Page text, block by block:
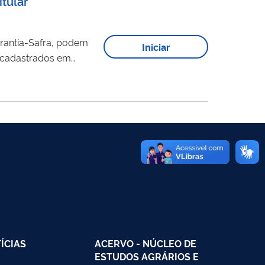
Safra, podem
em
algodão,
Iniciar
ACERVO - NÚCLEO DE
ESTUDOS AGRÁRIOS E